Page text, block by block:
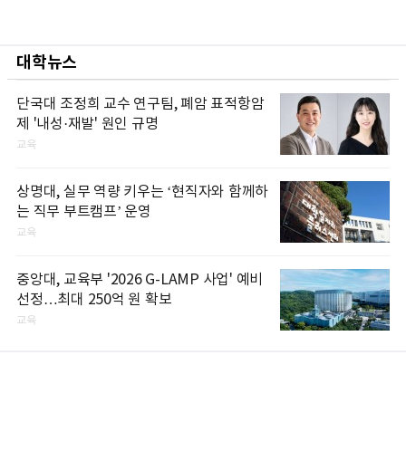
대학뉴스
단국대 조정희 교수 연구팀, 폐암 표적항암
제 '내성·재발' 원인 규명
교육
상명대, 실무 역량 키우는 ‘현직자와 함께하
는 직무 부트캠프’ 운영
교육
중앙대, 교육부 '2026 G-LAMP 사업' 예비
선정…최대 250억 원 확보
교육